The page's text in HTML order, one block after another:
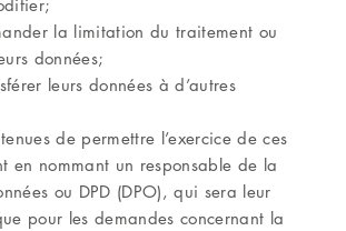
la limitation du traitement ou
données;
leurs données à d’autres
de permettre l’exercice de ces
en nommant un responsable de la
ou DPD (DPO), qui sera leur
pour les demandes concernant la